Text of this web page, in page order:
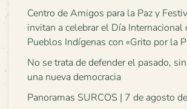
Centro de Amigos para la Paz y
invitan a celebrar el Día Internacional
Pueblos Indígenas con «Grito por la
No se trata de defender el pasado,
una nueva democracia
Panoramas SURCOS | 7 de agosto